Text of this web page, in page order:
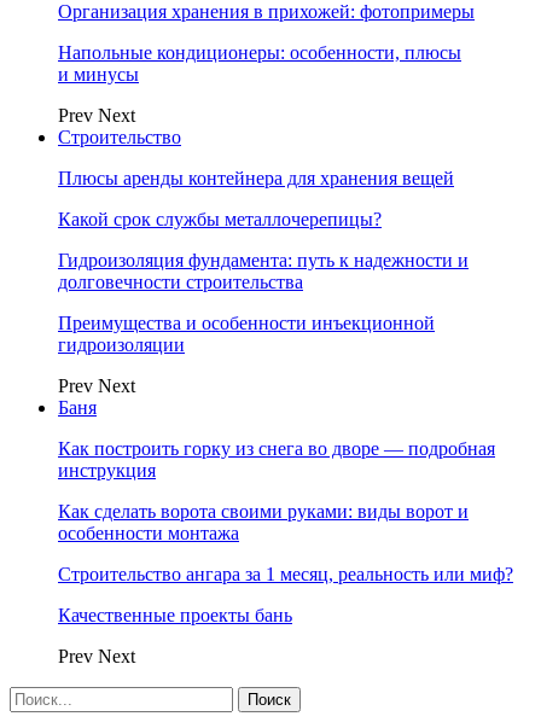
Организация хранения в прихожей: фотопримеры
Напольные кондиционеры: особенности, плюсы
и минусы
Prev Next
Строительство
Плюсы аренды контейнера для хранения вещей
Какой срок службы металлочерепицы?
Гидроизоляция фундамента: путь к надежности и
долговечности строительства
Преимущества и особенности инъекционной
гидроизоляции
Prev Next
Баня
Как построить горку из снега во дворе — подробная
инструкция
Как сделать ворота своими руками: виды ворот и
особенности монтажа
Строительство ангара за 1 месяц, реальность или миф?
Качественные проекты бань
Prev Next